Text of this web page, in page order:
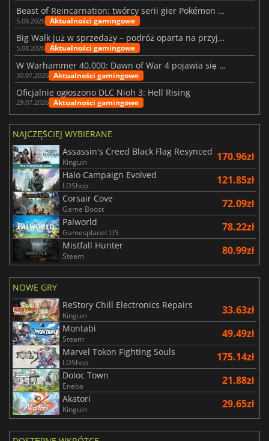
Beast of Reincarnation: twórcy serii gier Pokémon wkraczają na nową ścieżkę
5.08.2026 Aktualności gamingowe
Big Walk już w sprzedaży – podróż oparta na przyjaźni
5.08.2026 Aktualności gamingowe
W Warhammer 40,000: Dawn of War 4 pojawia się frakcja Nekronów
30.07.2026 Aktualności gamingowe
Oficjalnie ogłoszono DLC Nioh 3: Hell Rising
29.07.2026 Aktualności gamingowe
NAJCZĘŚCIEJ WYBIERANE
Assassin's Creed Black Flag Resynced
Kinguin 170.96zł
Halo Campaign Evolved
LDShop 121.85zł
Corsair Cove
Game Boost 72.09zł
Palworld
Gamesplanet US 78.22zł
Mistfall Hunter
Steam 80.99zł
NOWE GRY
ReStory Chill Electronics Repairs
Kinguin 33.63zł
Montabi
Steam 49.49zł
Marvel Tokon Fighting Souls
LDShop 175.14zł
Doloc Town
Eneba 21.88zł
Akatori
Kinguin 29.65zł